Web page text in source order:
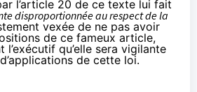
l’article 20 de ce texte lui fait
disproportionnée au respect de la
vexée de ne pas avoir
de ce fameux article,
l’exécutif qu’elle sera vigilante
de cette loi.